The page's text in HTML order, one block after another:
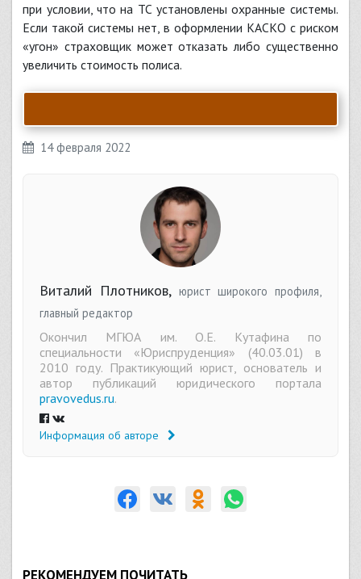
при условии, что на ТС установлены охранные системы.
Если такой системы нет, в оформлении КАСКО с риском
«угон» страховщик может отказать либо существенно
увеличить стоимость полиса.
14 февраля 2022
Виталий Плотников, юрист широкого профиля,
главный редактор
Окончил МГЮА им. О.Е. Кутафина по
специальности «Юриспруденция» (40.03.01) в
2010 году. Практикующий юрист, основатель и
автор публикаций юридического портала
pravovedus.ru.
Информация об авторе
РЕКОМЕНДУЕМ ПОЧИТАТЬ